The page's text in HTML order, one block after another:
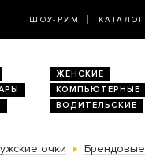
ШОУ-РУМ КАТАЛОГ
ЖЕНСКИЕ
КОМПЬЮТЕРНЫЕ
ВОДИТЕЛЬСКИЕ
очки Брендовые